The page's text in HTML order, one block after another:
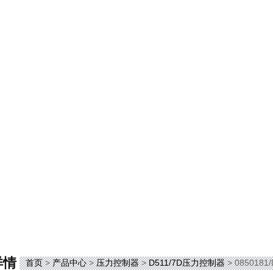
情 首页>产品中心>压力控制器>D511/7D压力控制器> 0850181/